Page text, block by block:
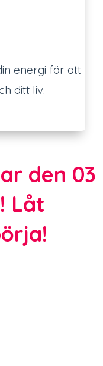
energi för att
ditt liv.
den 03
Låt